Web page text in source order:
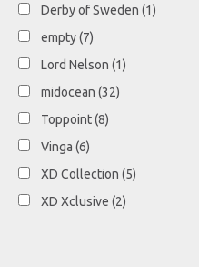
Derby of Sweden (1)
empty (7)
Lord Nelson (1)
midocean (32)
Toppoint (8)
Vinga (6)
XD Collection (5)
XD Xclusive (2)